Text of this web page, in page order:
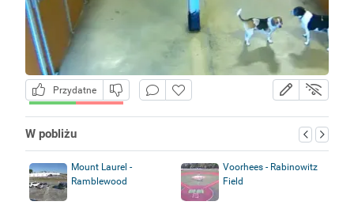
Przydatne
W pobliżu
Mount Laurel -
Ramblewood
Voorhees - Rabinowitz
Field